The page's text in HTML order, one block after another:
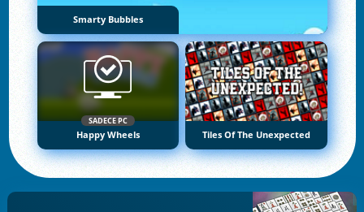
Smarty Bubbles
SADECE PC
Happy Wheels Tiles Of The Unexpected